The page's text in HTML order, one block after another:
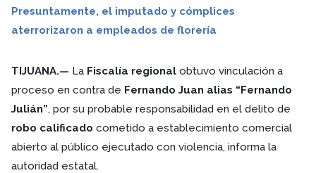
Presuntamente, el imputado y cómplices
aterrorizaron a empleados de florería
TIJUANA.— La Fiscalía regional obtuvo vinculación a
proceso en contra de Fernando Juan alias “Fernando
Julián”, por su probable responsabilidad en el delito de
robo calificado cometido a establecimiento comercial
abierto al público ejecutado con violencia, informa la
autoridad estatal.